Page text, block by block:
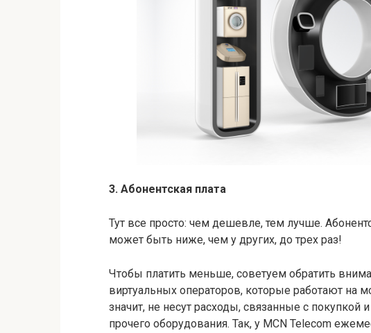
3. Абонентская плата
Тут все просто: чем дешевле, тем лучше.
может быть ниже, чем у других, до трех раз!
Чтобы платить меньше, советуем обратить
виртуальных операторов, которые работают на
значит, не несут расходы, связанные с
прочего оборудования. Так, у MCN Telecom